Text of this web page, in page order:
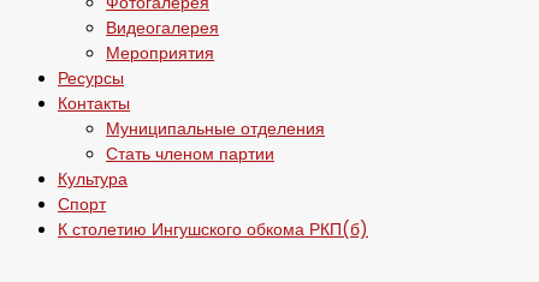
Видеогалерея
Мероприятия
Ресурсы
Контакты
Муниципальные отделения
Стать членом партии
Культура
Спорт
К столетию Ингушского обкома РКП(б)